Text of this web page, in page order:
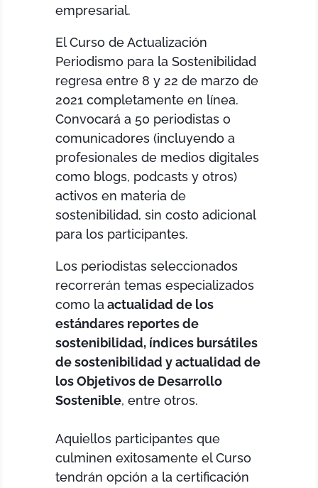
empresarial.
El Curso de Actualización
Periodismo para la Sostenibilidad
regresa entre 8 y 22 de marzo de
2021 completamente en línea.
Convocará a 50 periodistas o
comunicadores (incluyendo a
profesionales de medios digitales
como blogs, podcasts y otros)
activos en materia de
sostenibilidad, sin costo adicional
para los participantes.
Los periodistas seleccionados
recorrerán temas especializados
como la actualidad de los
estándares reportes de
sostenibilidad, índices bursátiles
de sostenibilidad y actualidad de
los Objetivos de Desarrollo
Sostenible, entre otros.
Aquiellos participantes que
culminen exitosamente el Curso
tendrán opción a la certificación